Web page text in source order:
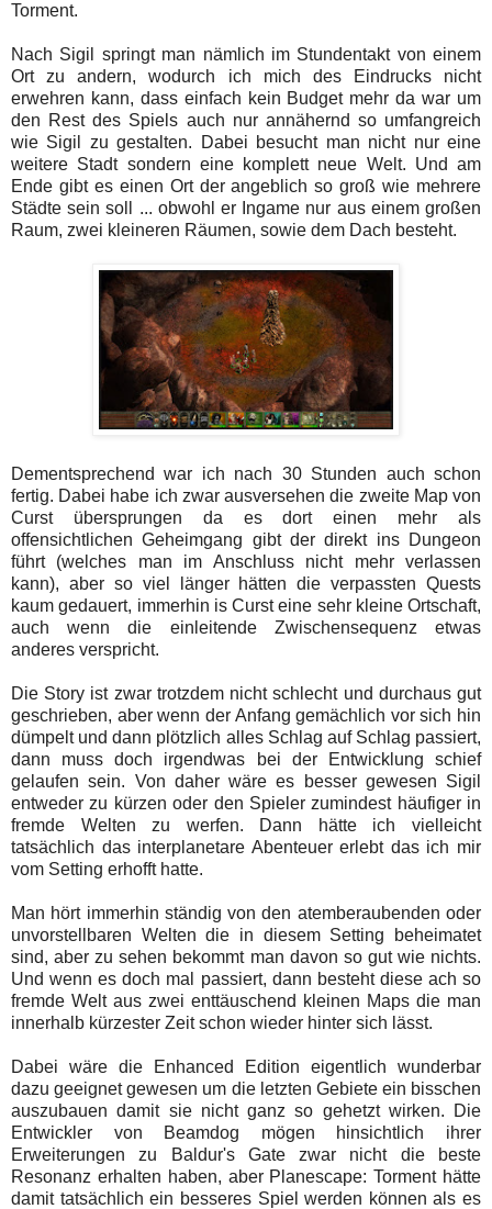
Torment.
Nach Sigil springt man nämlich im Stundentakt von einem
Ort zu andern, wodurch ich mich des Eindrucks nicht
erwehren kann, dass einfach kein Budget mehr da war um
den Rest des Spiels auch nur annähernd so umfangreich
wie Sigil zu gestalten. Dabei besucht man nicht nur eine
weitere Stadt sondern eine komplett neue Welt. Und am
Ende gibt es einen Ort der angeblich so groß wie mehrere
Städte sein soll ... obwohl er Ingame nur aus einem großen
Raum, zwei kleineren Räumen, sowie dem Dach besteht.
Dementsprechend war ich nach 30 Stunden auch schon
fertig. Dabei habe ich zwar ausversehen die zweite Map von
Curst übersprungen da es dort einen mehr als
offensichtlichen Geheimgang gibt der direkt ins Dungeon
führt (welches man im Anschluss nicht mehr verlassen
kann), aber so viel länger hätten die verpassten Quests
kaum gedauert, immerhin is Curst eine sehr kleine Ortschaft,
auch wenn die einleitende Zwischensequenz etwas
anderes verspricht.
Die Story ist zwar trotzdem nicht schlecht und durchaus gut
geschrieben, aber wenn der Anfang gemächlich vor sich hin
dümpelt und dann plötzlich alles Schlag auf Schlag passiert,
dann muss doch irgendwas bei der Entwicklung schief
gelaufen sein. Von daher wäre es besser gewesen Sigil
entweder zu kürzen oder den Spieler zumindest häufiger in
fremde Welten zu werfen. Dann hätte ich vielleicht
tatsächlich das interplanetare Abenteuer erlebt das ich mir
vom Setting erhofft hatte.
Man hört immerhin ständig von den atemberaubenden oder
unvorstellbaren Welten die in diesem Setting beheimatet
sind, aber zu sehen bekommt man davon so gut wie nichts.
Und wenn es doch mal passiert, dann besteht diese ach so
fremde Welt aus zwei enttäuschend kleinen Maps die man
innerhalb kürzester Zeit schon wieder hinter sich lässt.
Dabei wäre die Enhanced Edition eigentlich wunderbar
dazu geeignet gewesen um die letzten Gebiete ein bisschen
auszubauen damit sie nicht ganz so gehetzt wirken. Die
Entwickler von Beamdog mögen hinsichtlich ihrer
Erweiterungen zu Baldur's Gate zwar nicht die beste
Resonanz erhalten haben, aber Planescape: Torment hätte
damit tatsächlich ein besseres Spiel werden können als es